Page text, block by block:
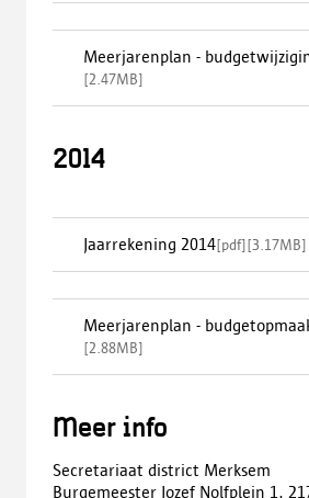
Meerjarenplan -
[2.47MB]
2014
Jaarrekening 2014[pdf][3.17MB]
Meerjarenplan -
[2.88MB]
Meer info
Secretariaat district Merksem
Burgemeester Jozef Nolfplein 1,